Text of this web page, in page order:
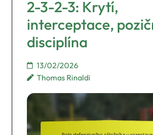
2-3-2-3: Krytí,
interceptace,
disciplína
13/02/2026
Thomas Rinaldi